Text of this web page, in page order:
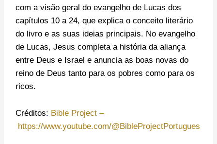
com a visão geral do evangelho de Lucas dos
capítulos 10 a 24, que explica o conceito literário
do livro e as suas ideias principais. No evangelho
de Lucas, Jesus completa a história da aliança
entre Deus e Israel e anuncia as boas novas do
reino de Deus tanto para os pobres como para os
ricos.
Créditos: Bible Project –
https://www.youtube.com/@BibleProjectPortugues